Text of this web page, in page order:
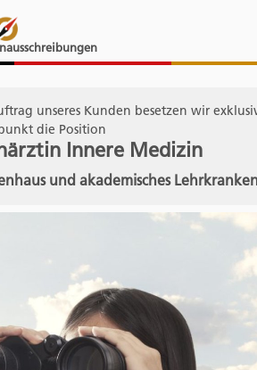
unseres Kunden besetzen wir
die Position
Innere Medizin
und akademisches